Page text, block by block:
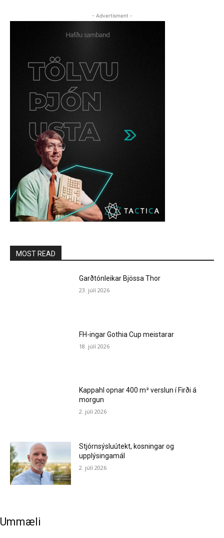
- Advertisment -
MOST READ
Garðtónleikar Bjössa Thor
23. júlí 2026
FH-ingar Gothia Cup meistarar
18. júlí 2026
Kappahl opnar 400 m² verslun í Firði á
morgun
2. júlí 2026
Stjórnsýsluútekt, kosningar og
upplýsingamál
2. júlí 2026
Ummæli